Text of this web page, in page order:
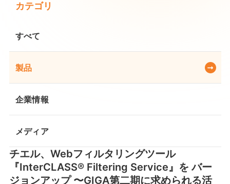
カテゴリ
すべて
製品
企業情報
メディア
チエル、Webフィルタリングツール
『InterCLASS® Filtering Service』を バー
ジョンアップ 〜GIGA第二期に求められる活